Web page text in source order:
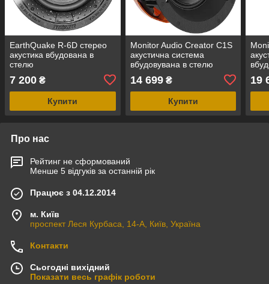
EarthQuake R-6D стерео
акустика вбудована в
стелю
7 200 ₴
Купити
Monitor Audio Creator C1S
акустична система
вбудовувана в стелю
14 699₴
Купити
19
Про нас
Рейтинг не сформований
Менше 5 відгуків за останній рік
Працює з 04.12.2014
м. Київ
проспект Леся Курбаса, 14-А, Київ, Україна
Контакти
Сьогодні вихідний
Показати весь графік роботи